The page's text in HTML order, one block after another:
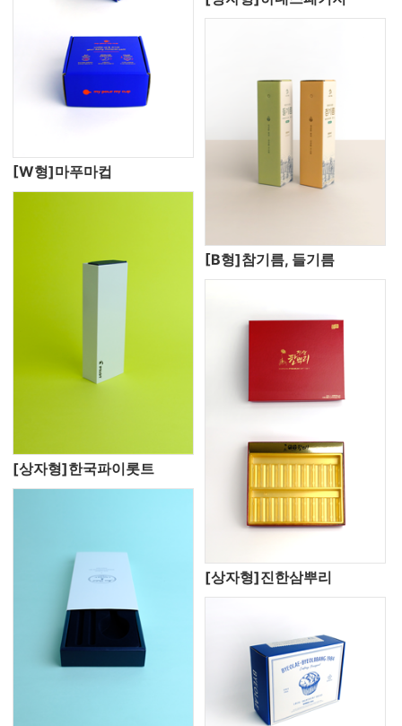
[W형]마푸마컵
[상자형]한국파이롯트
[B형]참기름, 들기름
[상자형]진한삼뿌리